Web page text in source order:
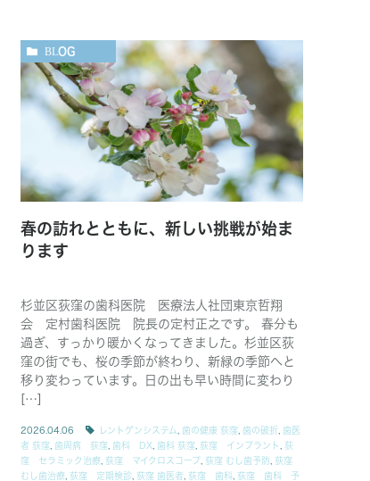
BLOG
春の訪れとともに、新しい挑戦が始ま
ります
杉並区荻窪の歯科医院 医療法人社団東京哲翔
会 定村歯科医院 院長の定村正之です。 春分も
過ぎ、すっかり暖かくなってきました。杉並区荻
窪の街でも、桜の季節が終わり、新緑の季節へと
移り変わっています。日の出も早い時間に変わり
[…]
2026.04.06 レントゲンシステム 歯の健康 荻窪 歯の破折, 歯医
者 荻窪
歯周病 荻窪 歯科 DX, 歯科 荻窪 荻窪 インプラント
荻
窪 セラミック治療, 荻窪 マイクロスコープ, 荻窪 むし歯予防, 荻窪
むし歯治療, 荻窪 定期検診, 荻窪 歯医者 荻窪 歯科, 荻窪 歯科 予